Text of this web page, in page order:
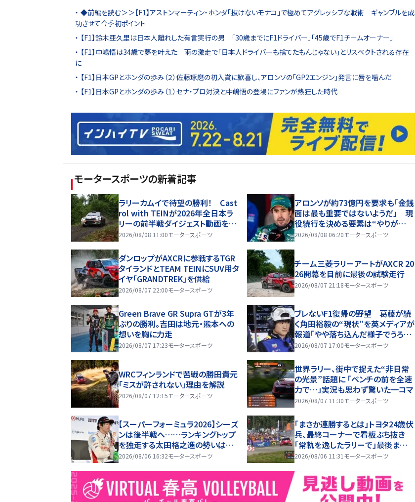
◆前編を読む＞＞【F1】アストンマーティン・ホンダ「抜けないモナコ」で極めてアグレッシブな戦術 ギャンブルを成
功させて今季初ポイント
【F1】鈴木亜久里は日本人離れした有言実行の男 「30歳までにF1ドライバー」「45歳でF1チームオーナー」
【F1】中嶋悟は34歳で夢を叶えた 雨の激走で「日本人ドライバーも捨てたもんじゃない」とリスペクトされる存在
に
【F1】日本GPとホンダの歩み（２）佐藤琢磨の初入賞に歓喜し、アロンソの「GP2エンジン」発言に唇を噛んだ
【F1】日本GPとホンダの歩み（１）セナ・プロ対決と中嶋悟の登場にファンが熱狂した時代
モータースポーツの新着記事
ラリーカムイで待望の勝利！ Cast
rol with TEINが2026年全日本ラ
リーの前半戦ダイジェスト動画を公
開
2026/08/08 11:00モータースポーツ
アロンソが約73億円を要求も「金銭
面は最も重要ではないようだ」 現
役続行を決める要素は“やりが
い”「交渉は前向きに進んでいる」
2026/08/08 06:20モータースポーツ
ダンロップがAXCRに参戦するTGR
タイランドとTEAM TEINにSUV用タ
イヤ「GRANDTREK」を供給
2026/08/07 22:00モータースポーツ
チーム三菱ラリーアートがAXCR 20
26開幕を目前に最後の試験走行
2026/08/07 21:18モータースポーツ
Green Brave GR Supra GTが3年
ぶりの勝利。吉田は地元・熊本への
想いを胸に力走
2026/08/07 17:23モータースポーツ
ブレないF1復帰の野望 葛藤が続
く角田裕毅の“現状”を英メディアが
報道「やや落ち込んだ様子でうろつ
いている姿も見られる」
2026/08/07 17:00モータースポーツ
WRCフィンランドで苦戦の勝田貴元
「ミスが許されない」理由を解説
2026/08/07 12:15モータースポーツ
世界ラリー、街中で捉えた“非日常
の光景”話題に 「ベンチの前を全速
力で…」実況も思わず驚いた一コマ
2026/08/07 11:30モータースポーツ
【スーパーフォーミュラ2026】シーズ
ンは後半戦へ……ランキングトップ
を独走する太田格之進の勢いは続く
のか
2026/08/06 16:32モータースポーツ
「まさか連勝するとは」トヨタ24歳伏
兵、最終コーナーで看板ぶち抜き
「常軌を逸したラリーで」最後ま
で“全開”貫き躍動
2026/08/06 11:31 モータースポーツ